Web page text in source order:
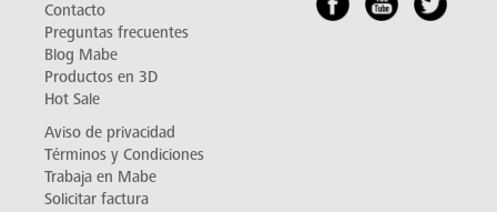
Contacto
Preguntas frecuentes
Blog Mabe
Productos en 3D
Hot Sale
Aviso de privacidad
Términos y Condiciones
Trabaja en Mabe
Solicitar factura